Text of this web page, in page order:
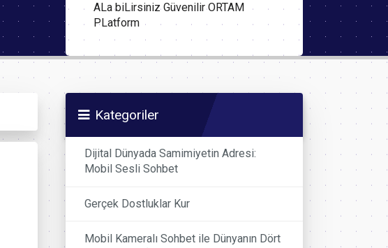
ALa biLirsiniz Güvenilir ORTAM
PLatform
Kategoriler
Dijital Dünyada Samimiyetin Adresi:
Mobil Sesli Sohbet
Gerçek Dostluklar Kur
Mobil Kameralı Sohbet ile Dünyanın Dört